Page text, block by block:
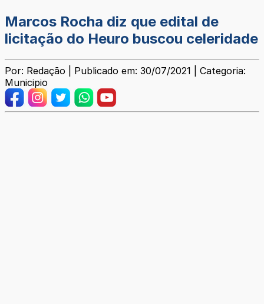
Marcos Rocha diz que edital de
licitação do Heuro buscou celeridade
Por: Redação | Publicado em: 30/07/2021 | Categoria:
Municipio